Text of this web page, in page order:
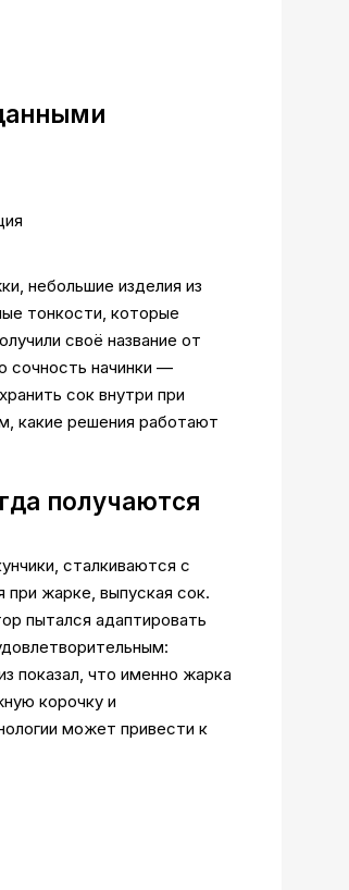
небольшие изделия из
тонкости, которые
своё название от
сочность начинки —
сок внутри при
какие решения работают
получаются
сталкиваются с
при жарке, выпуская сок.
пытался адаптировать
показал, что именно жарка
корочку и
может привести к